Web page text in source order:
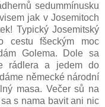
sedummínusku
jak v Josemitoch
Typický Josemitský
cestu fšeckým moc
Golema. Dole sa
rádlera a jedem do
německé národní
masa. Večer sů na
s nama bavit ani nic